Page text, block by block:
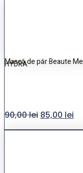
Mască de păr Beaute
HYDRA
90,00lei 85,00 lei